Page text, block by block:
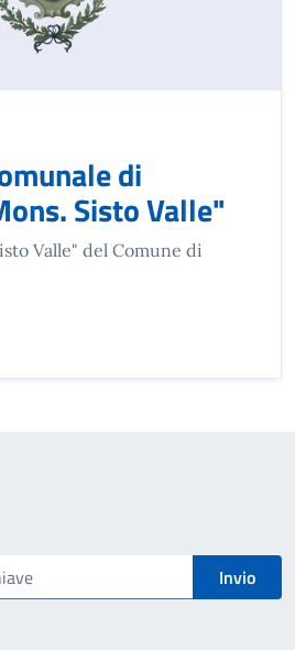
di
Sisto Valle"
Valle" del Comune di
Invio